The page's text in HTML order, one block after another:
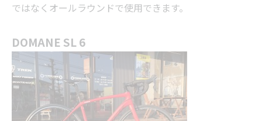
ではなくオールラウンドで使用できます。
DOMANE SL 6